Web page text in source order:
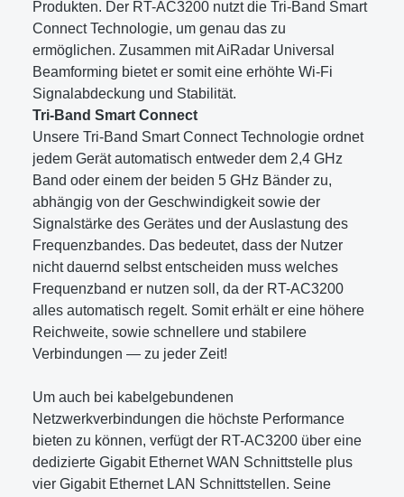
Produkten. Der RT-AC3200 nutzt die Tri-Band Smart
Connect Technologie, um genau das zu
ermöglichen. Zusammen mit AiRadar Universal
Beamforming bietet er somit eine erhöhte Wi-Fi
Signalabdeckung und Stabilität.
Tri-Band Smart Connect
Unsere Tri-Band Smart Connect Technologie ordnet
jedem Gerät automatisch entweder dem 2,4 GHz
Band oder einem der beiden 5 GHz Bänder zu,
abhängig von der Geschwindigkeit sowie der
Signalstärke des Gerätes und der Auslastung des
Frequenzbandes. Das bedeutet, dass der Nutzer
nicht dauernd selbst entscheiden muss welches
Frequenzband er nutzen soll, da der RT-AC3200
alles automatisch regelt. Somit erhält er eine höhere
Reichweite, sowie schnellere und stabilere
Verbindungen — zu jeder Zeit!
Um auch bei kabelgebundenen
Netzwerkverbindungen die höchste Performance
bieten zu können, verfügt der RT-AC3200 über eine
dedizierte Gigabit Ethernet WAN Schnittstelle plus
vier Gigabit Ethernet LAN Schnittstellen. Seine